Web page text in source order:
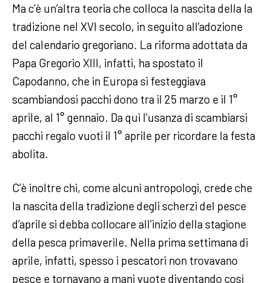
Ma c’è un’altra teoria che colloca la nascita della la
tradizione nel XVI secolo, in seguito all’adozione
del calendario gregoriano. La riforma adottata da
Papa Gregorio XIII, infatti, ha spostato il
Capodanno, che in Europa si festeggiava
scambiandosi pacchi dono tra il 25 marzo e il 1°
aprile, al 1° gennaio. Da qui l’usanza di scambiarsi
pacchi regalo vuoti il 1° aprile per ricordare la festa
abolita.
C’è inoltre chi, come alcuni antropologi, crede che
la nascita della tradizione degli scherzi del pesce
d’aprile si debba collocare all’inizio della stagione
della pesca primaverile. Nella prima settimana di
aprile, infatti, spesso i pescatori non trovavano
pesce e tornavano a mani vuote diventando così